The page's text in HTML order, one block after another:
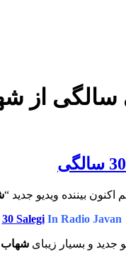
سالگی از
اکنون بیننده ویدیو جدید “
30 SalegiIn Radio Javan
جدید و بسیار زیبای